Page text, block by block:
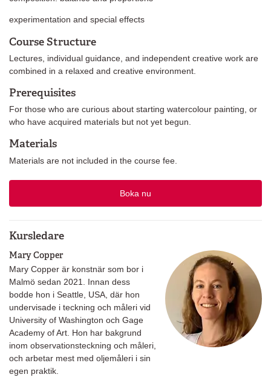
experimentation and special effects
Course Structure
Lectures, individual guidance, and independent creative work are
combined in a relaxed and creative environment.
Prerequisites
For those who are curious about starting watercolour painting, or
who have acquired materials but not yet begun.
Materials
Materials are not included in the course fee.
Boka nu
Kursledare
Mary Copper
Mary Copper är konstnär som bor i
Malmö sedan 2021. Innan dess
bodde hon i Seattle, USA, där hon
undervisade i teckning och måleri vid
University of Washington och Gage
Academy of Art. Hon har bakgrund
inom observationsteckning och måleri,
och arbetar mest med oljemåleri i sin
egen praktik.